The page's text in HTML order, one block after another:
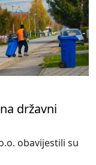
državni
obavijestili su